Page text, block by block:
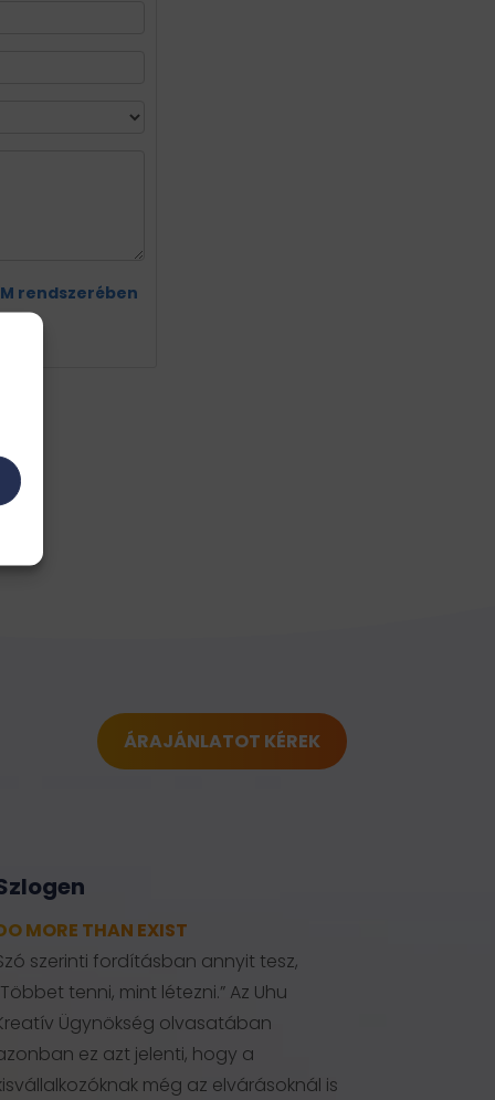
rendszerében
ÁRAJÁNLATOT KÉREK
MORE THAN EXIST
szerinti fordításban annyit tesz,
tenni, mint létezni.” Az Uhu
Ügynökség olvasatában
ez azt jelenti, hogy a
még az elvárásoknál is